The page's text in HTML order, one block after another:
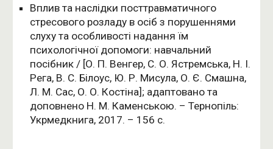
Вплив та наслідки посттравматичного
стресового розладу в осіб з порушеннями
слуху та особливості надання їм
психологічної допомоги: навчальний
посібник / [О. П. Венгер, С. О. Ястремська, Н. І.
Рега, В. С. Білоус, Ю. Р. Мисула, О. Є. Смашна,
Л. М. Сас, О. О. Костіна]; адаптовано та
доповнено Н. М. Каменською. – Тернопіль:
Укрмедкнига, 2017. – 156 с.